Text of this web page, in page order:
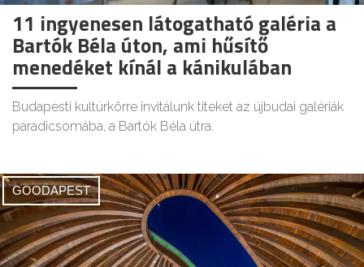
11 ingyenesen látogatható galéria a
Bartók Béla úton, ami hűsítő
menedéket kínál a kánikulában
Budapesti kultúrkörre invitálunk titeket az újbudai galériák
paradicsomába, a Bartók Béla útra.
GOODAPEST